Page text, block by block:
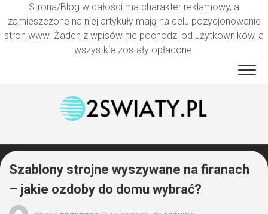
Strona/Blog w całości ma charakter reklamowy, a
zamieszczone na niej artykuły mają na celu pozycjonowanie
stron www. Żaden z wpisów nie pochodzi od użytkowników, a
wszystkie zostały opłacone.
Szablony strojne wyszywane na firanach
– jakie ozdoby do domu wybrać?